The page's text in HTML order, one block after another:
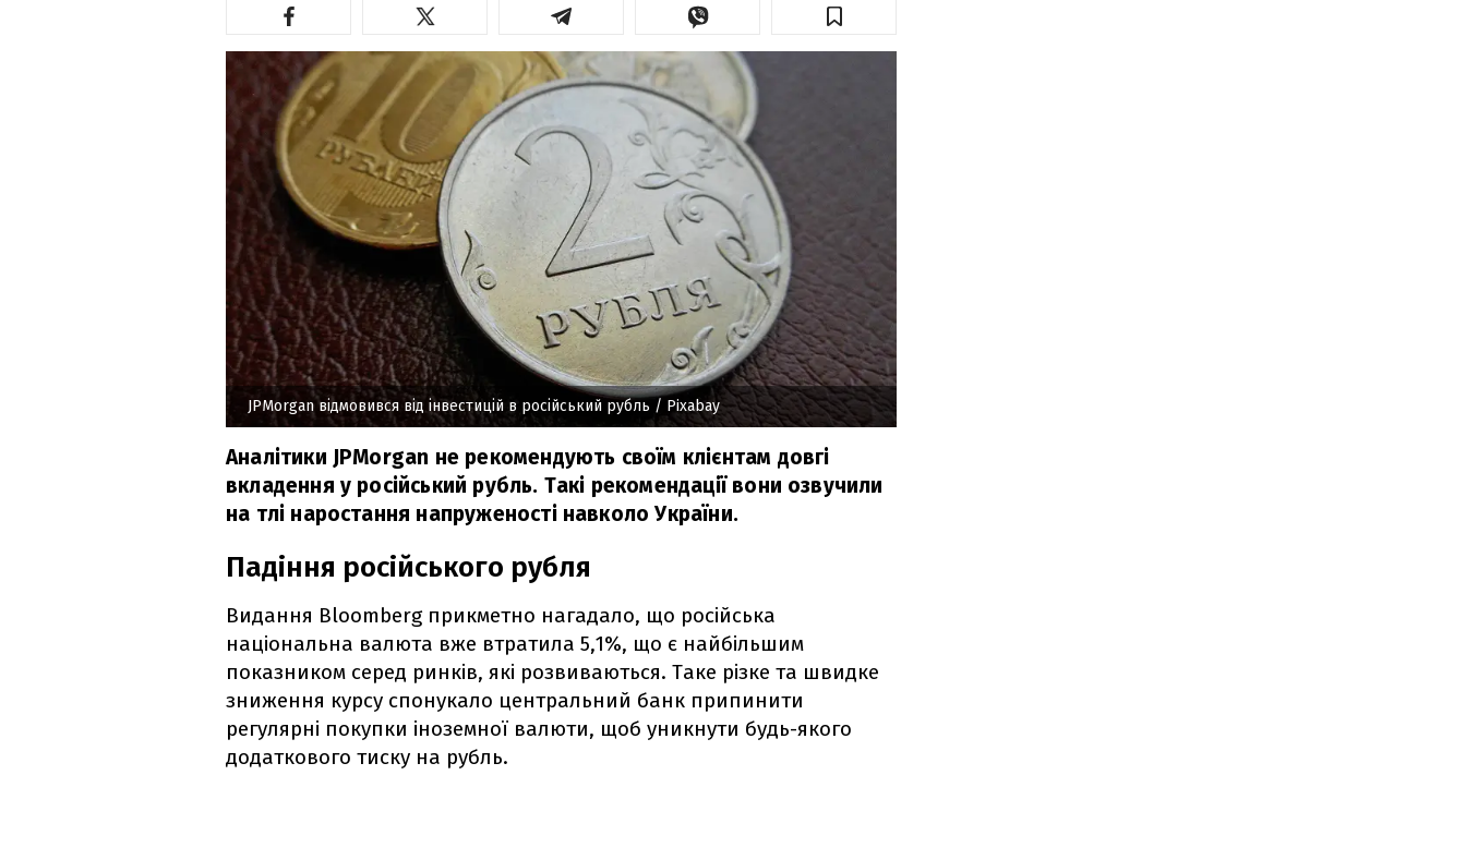
JPMorgan відмовився від інвестицій в російський рубль / Pixabay
Аналітики JPMorgan не рекомендують своїм клієнтам довгі
вкладення у російський рубль. Такі рекомендації вони озвучили
на тлі наростання напруженості навколо України.
Падіння російського рубля
Видання Bloomberg прикметно нагадало, що російська
національна валюта вже втратила 5,1%, що є найбільшим
показником серед ринків, які розвиваються. Таке різке та швидке
зниження курсу спонукало центральний банк припинити
регулярні покупки іноземної валюти, щоб уникнути будь-якого
додаткового тиску на рубль.